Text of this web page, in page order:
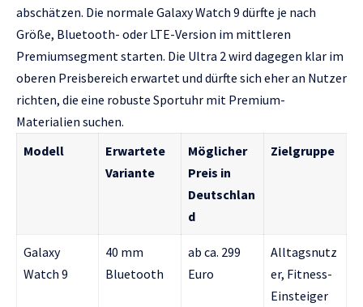
abschätzen. Die normale Galaxy Watch 9 dürfte je nach
Größe, Bluetooth- oder LTE-Version im mittleren
Premiumsegment starten. Die Ultra 2 wird dagegen klar im
oberen Preisbereich erwartet und dürfte sich eher an Nutzer
richten, die eine robuste Sportuhr mit Premium-
Materialien suchen.
Modell
Erwartete
Variante
Möglicher
Preis in
Deutschlan
d
Zielgruppe
Galaxy
Watch 9
40 mm
Bluetooth
ab ca. 299
Euro
Alltagsnutz
er, Fitness-
Einsteiger